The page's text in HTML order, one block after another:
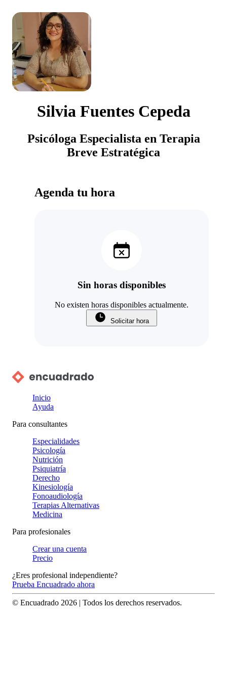
Silvia Fuentes Cepeda
Psicóloga Especialista en Terapia
Breve Estratégica
Agenda tu hora
Sin horas disponibles
No existen horas disponibles actualmente.
Solicitar hora
Inicio
Ayuda
Para consultantes
Especialidades
Psicología
Nutrición
Psiquiatría
Derecho
Kinesiología
Fonoaudiología
Terapias Alternativas
Medicina
Para profesionales
Crear una cuenta
Precio
¿Eres profesional independiente?
Prueba Encuadrado ahora
© Encuadrado 2026 | Todos los derechos reservados.